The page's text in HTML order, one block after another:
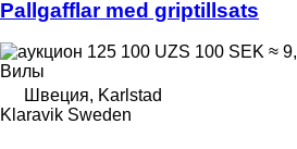
Pallgafflar med griptillsats
125 100 UZS 100 SEK ≈
Вилы
Швеция, Karlstad
Klaravik Sweden